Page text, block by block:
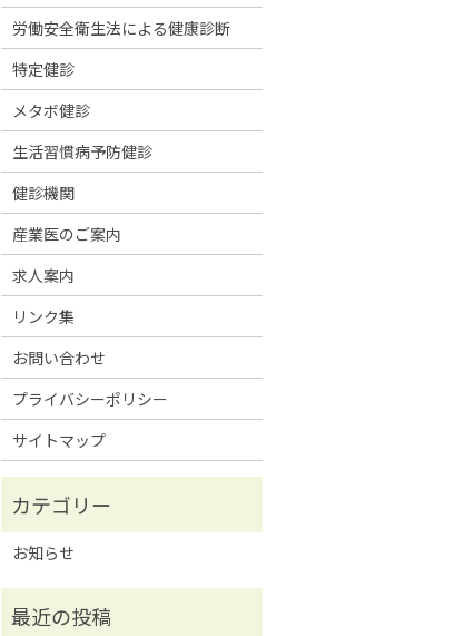
労働安全衛生法による健康診断
特定健診
メタボ健診
生活習慣病予防健診
健診機関
産業医のご案内
求人案内
リンク集
お問い合わせ
プライバシーポリシー
サイトマップ
お知らせ